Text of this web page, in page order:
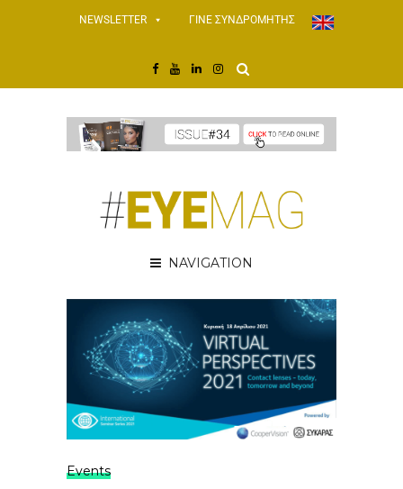
NEWSLETTER ΓΙΝΕ ΣΥΝΔΡΟΜΗΤΗΣ
NAVIGATION
Events